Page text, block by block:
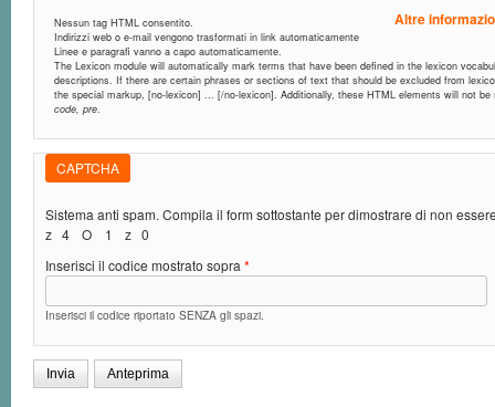
Altre
Nessun tag HTML consentito.
Indirizzi web o e-mail vengono trasformati in link automaticamente
Linee e paragrafi vanno a capo automaticamente.
The Lexicon module will automatically mark terms that have been defined in the lexicon
descriptions. If there are certain phrases or sections of text that should be excluded from
the special markup, [no-lexicon] ... [/no-lexicon]. Additionally, these HTML elements will not
code, pre.
CAPTCHA
Sistema anti spam. Compila il form sottostante per dimostrare di non
z
1
z O
4
0
Inserisci il codice mostrato sopra *
Inserisci il codice riportato SENZA gli spazi.